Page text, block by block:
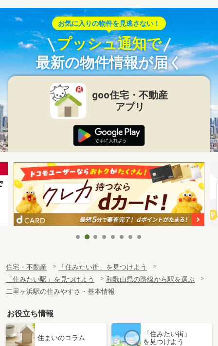
お気に入りの物件を見逃さない！
プッシュ通知で
最新の物件情報が届く
goo住宅・不動産
アプリ
住宅・不動産
「住みたい街」を見つけよう
「住みたい駅」を見つけよう
和歌山県の路線から駅を選ぶ
二里ヶ浜駅の住みやすさ・基本情報
お役立ち情報
住まいのコラム
「住みたい街」
を見つけよう